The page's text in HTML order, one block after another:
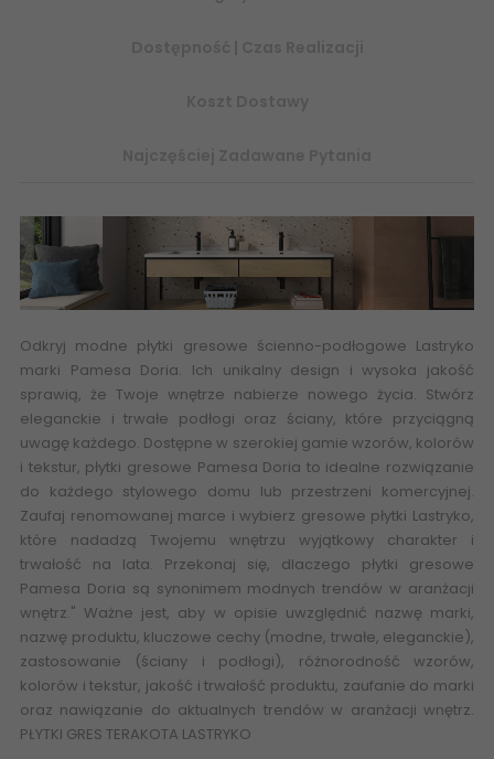
Odkryj modne płytki gresowe ścienno-podłogowe Lastryko
marki Pamesa Doria. Ich unikalny design i wysoka jakość
sprawią, że Twoje wnętrze nabierze nowego życia. Stwórz
eleganckie i trwałe podłogi oraz ściany, które przyciągną
uwagę każdego. Dostępne w szerokiej gamie wzorów, kolorów
i tekstur, płytki gresowe Pamesa Doria to idealne rozwiązanie
do każdego stylowego domu lub przestrzeni komercyjnej.
Zaufaj renomowanej marce i wybierz gresowe płytki Lastryko,
które nadadzą Twojemu wnętrzu wyjątkowy charakter i
trwałość na lata. Przekonaj się, dlaczego płytki gresowe
Pamesa Doria są synonimem modnych trendów w aranżacji
wnętrz." Ważne jest, aby w opisie uwzględnić nazwę marki,
nazwę produktu, kluczowe cechy (modne, trwałe, eleganckie),
zastosowanie (ściany i podłogi), różnorodność wzorów,
kolorów i tekstur, jakość i trwałość produktu, zaufanie do marki
oraz nawiązanie do aktualnych trendów w aranżacji wnętrz.
PŁYTKI GRES TERAKOTA LASTRYKO